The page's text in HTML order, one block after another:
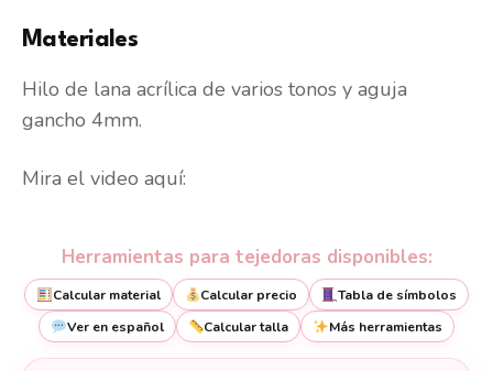
Materiales
Hilo de lana acrílica de varios tonos y aguja
gancho 4mm.
Mira el video aquí:
Herramientas para tejedoras disponibles:
Calcular material Calcular precio
Tabla de símbolos
Ver en español
Calcular talla Más herramientas